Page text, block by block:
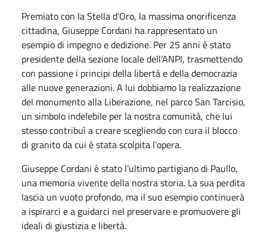
Premiato con la Stella d’Oro, la massima onorificenza
cittadina, Giuseppe Cordani ha rappresentato un
esempio di impegno e dedizione. Per 25 anni è stato
presidente della sezione locale dell’ANPI, trasmettendo
con passione i principi della libertà e della democrazia
alle nuove generazioni. A lui dobbiamo la realizzazione
del monumento alla Liberazione, nel parco San Tarcisio,
un simbolo indelebile per la nostra comunità, che lui
stesso contribuì a creare scegliendo con cura il blocco
di granito da cui è stata scolpita l’opera.
Giuseppe Cordani è stato l’ultimo partigiano di Paullo,
una memoria vivente della nostra storia. La sua perdita
lascia un vuoto profondo, ma il suo esempio continuerà
a ispirarci e a guidarci nel preservare e promuovere gli
ideali di giustizia e libertà.